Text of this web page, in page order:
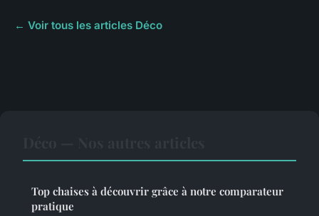
← Voir tous les articles Déco
Top chaises à découvrir grâce à notre comparateur
pratique